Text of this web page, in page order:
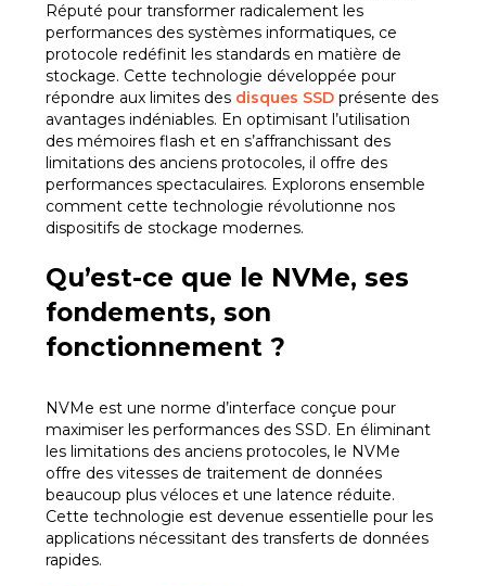
Réputé pour transformer radicalement les
performances des systèmes informatiques, ce
protocole redéfinit les standards en matière de
stockage. Cette technologie développée pour
répondre aux limites des disques SSD présente des
avantages indéniables. En optimisant l’utilisation
des mémoires flash et en s’affranchissant des
limitations des anciens protocoles, il offre des
performances spectaculaires. Explorons ensemble
comment cette technologie révolutionne nos
dispositifs de stockage modernes.
Qu’est-ce que le NVMe, ses
fondements, son
fonctionnement ?
NVMe est une norme d’interface conçue pour
maximiser les performances des SSD. En éliminant
les limitations des anciens protocoles, le NVMe
offre des vitesses de traitement de données
beaucoup plus véloces et une latence réduite.
Cette technologie est devenue essentielle pour les
applications nécessitant des transferts de données
rapides.